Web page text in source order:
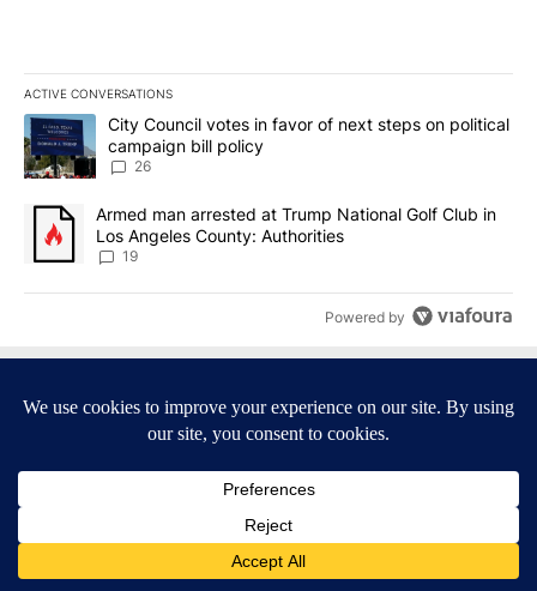
ACTIVE CONVERSATIONS
The following is a list of the most commented articles in the last
A trending article titled "City Council votes in favor of next
City Council votes in favor of next steps on political
campaign bill policy
26
A trending article titled "Armed man arrested at Trump National
Armed man arrested at Trump National Golf Club in
Los Angeles County: Authorities
19
Powered by
Terms of Service|Privacy Policy|Community Guidelines|